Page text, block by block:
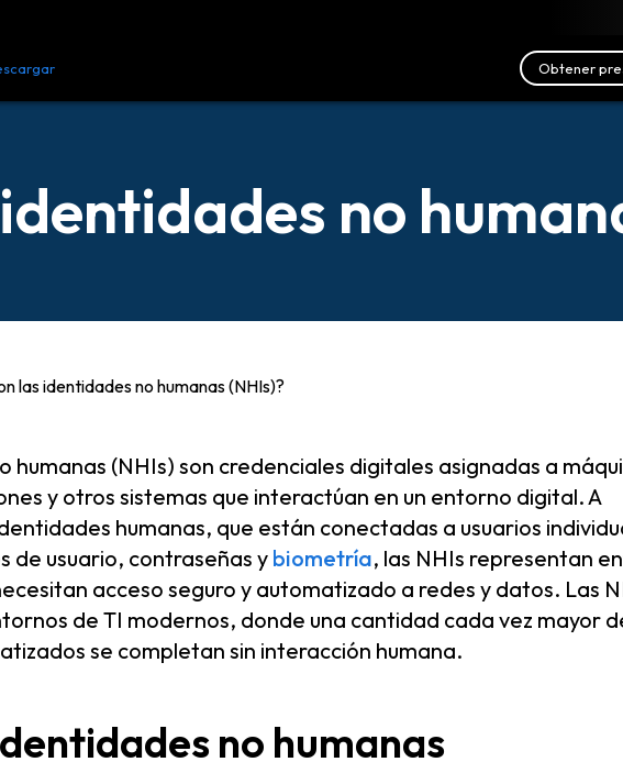
Obtener
no
las identidades no humanas (NHIs)?
humanas (NHIs) son credenciales digitales asignadas a
y otros sistemas que interactúan en un entorno digital. A
humanas, que están conectadas a usuarios
de usuario, contraseñas y biometría, las NHIs representan
acceso seguro y automatizado a redes y datos. Las
de TI modernos, donde una cantidad cada vez mayor
se completan sin interacción humana.
no humanas